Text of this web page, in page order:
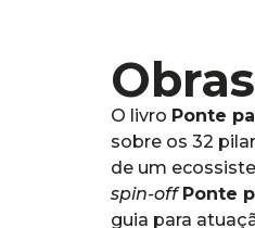
O livro Ponte
sobre os 32
de um
spin-off Ponte
guia para